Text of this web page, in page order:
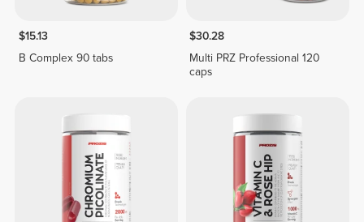
$15.13
B Complex 90 tabs
$30.28
Multi PRZ Professional 120
caps